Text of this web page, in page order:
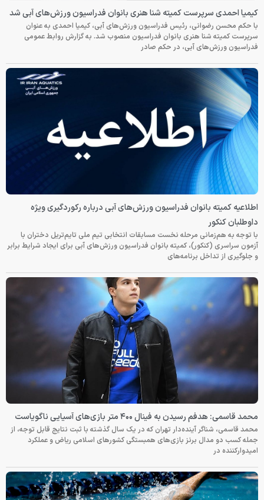
فدراسیون ورزش‌های آبی شد
آبی، کیمیا احمدی به عنوان
منصوب شد. به گزارش روابط عمومی
آبی درباره رکوردگیری ویژه
تیم ملی تایم‌تریل دختران با
ورزش‌های آبی برای ایجاد شرایط برابر
سال گذشته با ثبت نتایج قابل توجه، از
کشورهای اسلامی ریاض و عملکرد